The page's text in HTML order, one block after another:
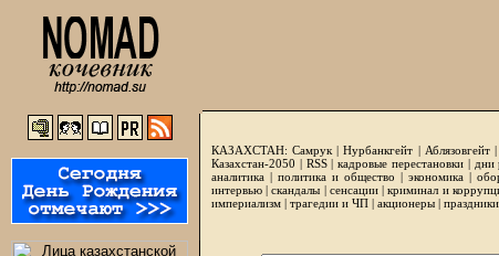
КАЗАХСТАН: Самрук |Нурбанкгейт | Аблязовгейт|
Казахстан-2050 | RSS|кадровые перестановки| дни
аналитика | политика и общество | экономика |
интервью |скандалы | сенсации|криминал и
империализм | трагедии и ЧП | акционеры | праздники